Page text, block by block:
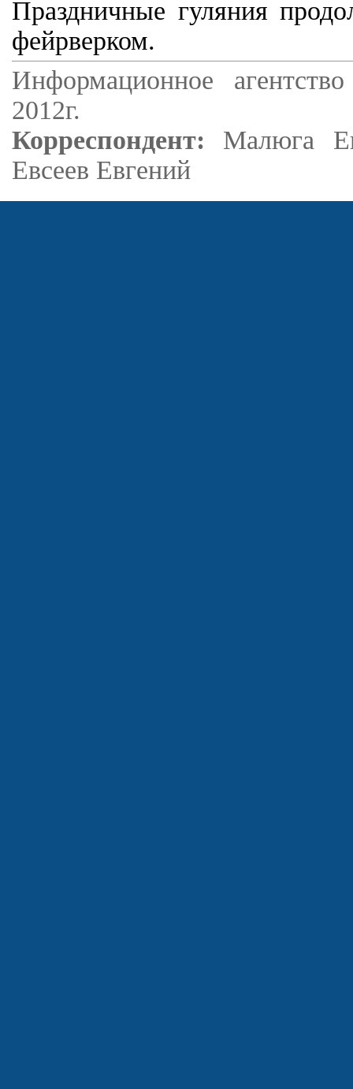
Праздничные гуляния
фейрверком.
Информационное
2012г.
Корреспондент: Малюга
Евсеев Евгений